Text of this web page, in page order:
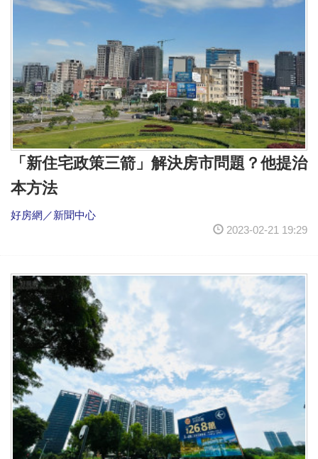
「新住宅政策三箭」解決房市問題？他提治
本方法
好房網／新聞中心
2023-02-21 19:29